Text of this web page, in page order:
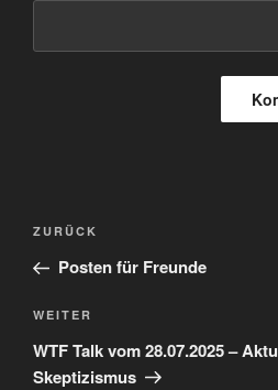
Beitragsnavigation
Vorheriger
Beitrag
ZURÜCK
Posten für Freunde
Nächster
Beitrag
WEITER
WTF Talk vom 28.07.2025 –
Skeptizismus